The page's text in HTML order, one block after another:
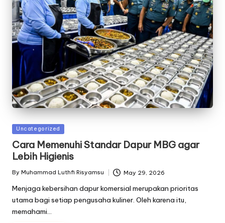
Posted
in
Uncategorized
Cara Memenuhi Standar Dapur MBG agar
Lebih Higienis
Posted
By Muhammad Luthfi Risyamsu May 29, 2026
Menjaga kebersihan dapur komersial merupakan prioritas
utama bagi setiap pengusaha kuliner. Oleh karena itu,
memahami…